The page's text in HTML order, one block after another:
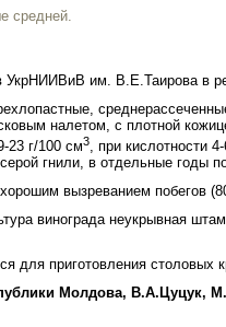
средней.
им. В.Е.Таирова в
налетом, с плотной
23 г/100 см3 , при кислотности
гнили, в отдельные годы
вызреванием побегов
винограда неукрывная
для приготовления столовых
Молдова,